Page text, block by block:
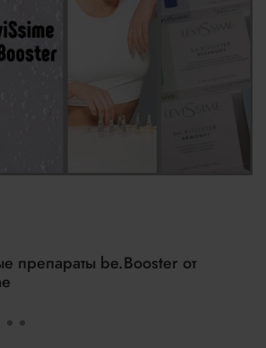
препараты be.Booster от